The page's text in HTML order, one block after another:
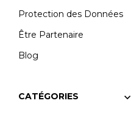
Protection des Données
Être Partenaire
Blog
CATÉGORIES